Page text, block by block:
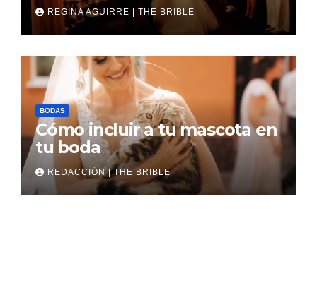
REGINA AGUIRRE | THE BRIBLE
BODAS
Cómo incluir a tu mascota en
tu boda
REDACCIÓN | THE BRIBLE